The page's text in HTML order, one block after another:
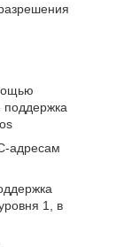
поддержка
адресам
1, в